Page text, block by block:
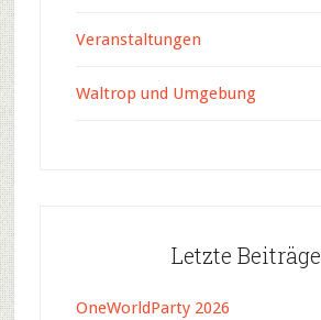
Veranstaltungen
Waltrop und Umgebung
Letzte Beiträge
OneWorldParty 2026